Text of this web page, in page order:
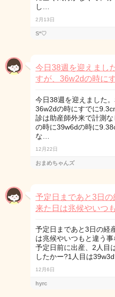
し…
2月13日
S*♡
今日38週を迎えまし
すが、36w2dの時に
今日38週を迎えました
36w2dの時にすでに
診は助産師外来で計測
の時に39w6dの時に
な…
12月22日
おまめちゃんズ
予定日まであと3日
来た日は兆候やいつ
予定日まであと3日の経
は兆候やいつもと違う
予定日前に出産、2人目
したかー?1人目は
12月6日
hyrc